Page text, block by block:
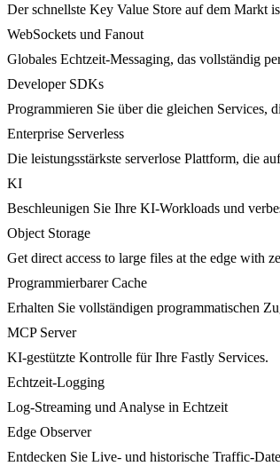
Der schnellste Key Value Store auf dem Markt
WebSockets und Fanout
Globales Echtzeit-Messaging, das vollständig
Developer SDKs
Programmieren Sie über die gleichen
Enterprise Serverless
Die leistungsstärkste serverlose Plattform, die
KI
Beschleunigen Sie Ihre KI-Workloads und
Object Storage
Get direct access to large files at the edge with
Programmierbarer Cache
Erhalten Sie vollständigen programmatischen
MCP Server
KI-gestützte Kontrolle für Ihre Fastly Services.
Echtzeit-Logging
Log-Streaming und Analyse in Echtzeit
Edge Observer
Entdecken Sie Live- und historische Traffic-